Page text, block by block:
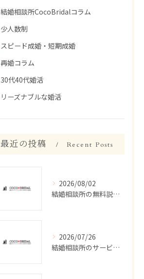
結婚相談所CocoBridalコラム
少人数制
スピード成婚・短期成婚
再婚コラム
30代40代婚活
リーズナブルな婚活
最近の投稿 Recent Posts
2026/08/02
結婚相談所の無料説明会で津市丸之内で安心して始める婚活準備ガイド
2026/07/26
結婚相談所のサービス評判を徹底調査し失敗しない選び方と実態を解説